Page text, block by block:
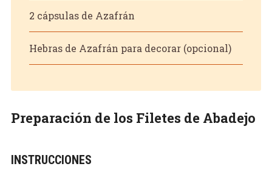
2 cápsulas de Azafrán
Hebras de Azafrán para decorar (opcional)
Preparación de los Filetes de Abadejo
INSTRUCCIONES